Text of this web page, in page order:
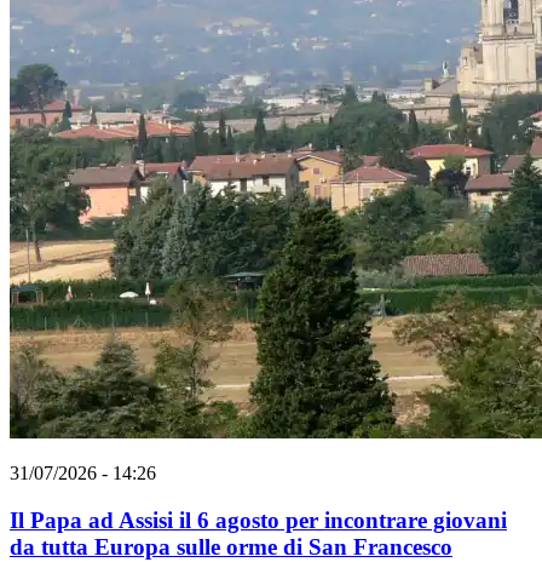
31/07/2026 - 14:26
Il Papa ad Assisi il 6 agosto per incontrare giovani
da tutta Europa sulle orme di San Francesco